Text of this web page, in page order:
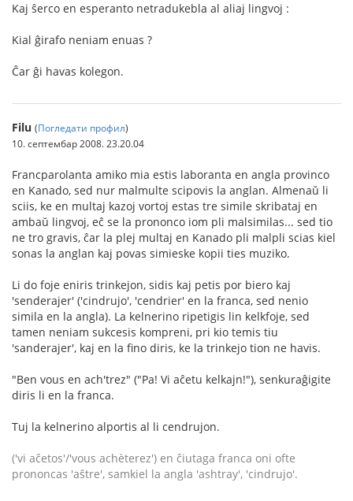
Kaj ŝerco en esperanto netradukebla al aliaj lingvoj :
Kial ĝirafo neniam enuas ?
Ĉar ĝi havas kolegon.
Filu (Погледати профил)
10. септембар 2008. 23.20.04
Francparolanta amiko mia estis laboranta en angla provinco
en Kanado, sed nur malmulte scipovis la anglan. Almenaŭ li
sciis, ke en multaj kazoj vortoj estas tre simile skribataj en
ambaŭ lingvoj, eĉ se la prononco iom pli malsimilas... sed tio
ne tro gravis, ĉar la plej multaj en Kanado pli malpli scias kiel
sonas la anglan kaj povas simieske kopii ties muziko.
Li do foje eniris trinkejon, sidis kaj petis por biero kaj
'senderajer' ('cindrujo', 'cendrier' en la franca, sed nenio
simila en la angla). La kelnerino ripetigis lin kelkfoje, sed
tamen neniam sukcesis kompreni, pri kio temis tiu
'sanderajer', kaj en la fino diris, ke la trinkejo tion ne havis.
"Ben vous en ach'trez" ("Pa! Vi aĉetu kelkajn!"), senkuraĝigite
diris li en la franca.
Tuj la kelnerino alportis al li cendrujon.
('vi aĉetos'/'vous achèterez') en ĉiutaga franca oni ofte
prononcas 'aŝtre', samkiel la angla 'ashtray', 'cindrujo'.